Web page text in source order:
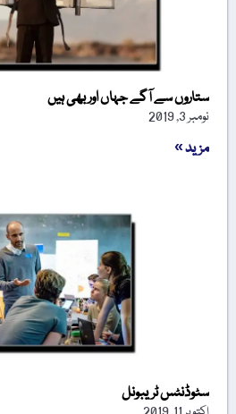
ستاروں سے آگے جہاں اور بھی ہیں
نومبر 3, 2019
مزید »
سٹوڈنٹس ٹریبونل